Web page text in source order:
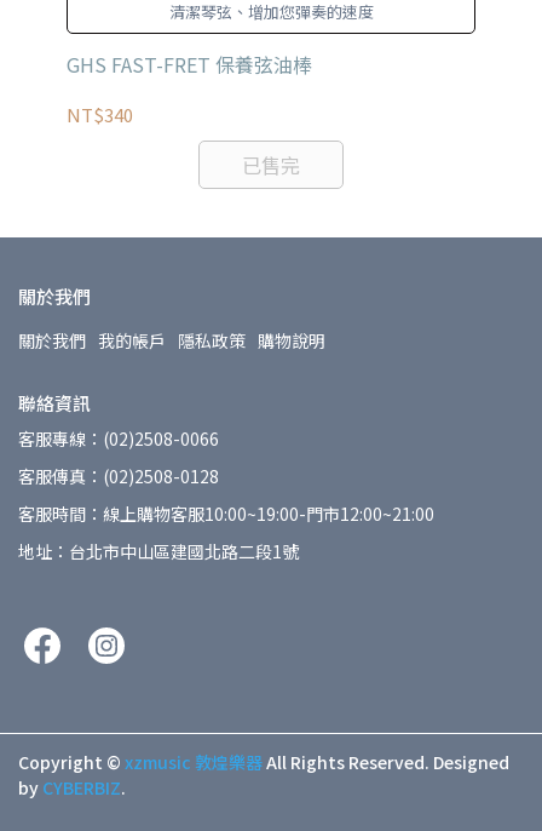
清潔琴弦、增加您彈奏的速度
GHS FAST-FRET 保養弦油棒
NT$340
已售完
關於我們
關於我們 我的帳戶 隱私政策 購物說明
聯絡資訊
客服專線：(02)2508-0066
客服傳真：(02)2508-0128
客服時間：線上購物客服10:00~19:00-門市12:00~21:00
地址：台北市中山區建國北路二段1號
Copyright © xzmusic 敦煌樂器All Rights Reserved. Designed
by CYBERBIZ.